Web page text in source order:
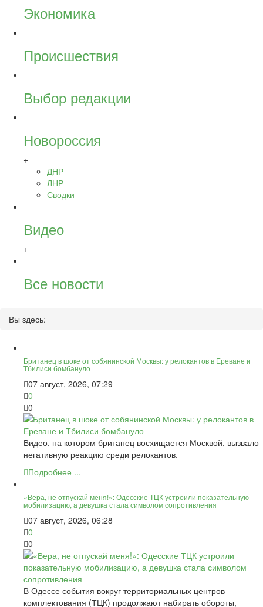
Экономика
Происшествия
Выбор редакции
Новороссия
+
ДНР
ЛНР
Сводки
Видео
+
Все новости
Вы здесь:
Британец в шоке от собянинской Москвы: у релокантов в Ереване и
Тбилиси бомбануло
07 август, 2026, 07:29
0
0
Видео, на котором британец восхищается Москвой, вызвало
негативную реакцию среди релокантов.
Подробнее ...
«Вера, не отпускай меня!»: Одесские ТЦК устроили показательную
мобилизацию, а девушка стала символом сопротивления
07 август, 2026, 06:28
0
0
В Одессе события вокруг территориальных центров
комплектования (ТЦК) продолжают набирать обороты,